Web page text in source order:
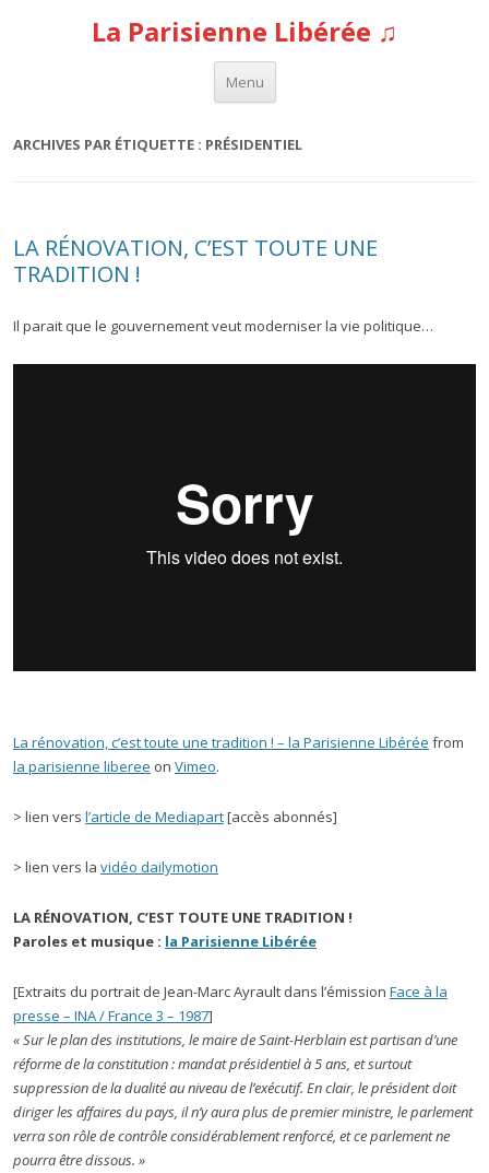
La Parisienne Libérée ♫
Menu
Aller au contenu
ARCHIVES PAR ÉTIQUETTE : PRÉSIDENTIEL
LA RÉNOVATION, C’EST TOUTE UNE
TRADITION !
Il parait que le gouvernement veut moderniser la vie politique…
La rénovation, c’est toute une tradition ! – la Parisienne Libérée from
la parisienne liberee on Vimeo.
> lien vers l’article de Mediapart[accès abonnés]
> lien vers la vidéo dailymotion
LA RÉNOVATION, C’EST TOUTE UNE TRADITION !
Paroles et musique : la Parisienne Libérée
[Extraits du portrait de Jean-Marc Ayrault dans l’émission Face à la
presse – INA / France 3 – 1987]
« Sur le plan des institutions, le maire de Saint-Herblain est partisan d’une
réforme de la constitution : mandat présidentiel à 5 ans, et surtout
suppression de la dualité au niveau de l’exécutif. En clair, le président doit
diriger les affaires du pays, il n’y aura plus de premier ministre, le parlement
verra son rôle de contrôle considérablement renforcé, et ce parlement ne
pourra être dissous. »